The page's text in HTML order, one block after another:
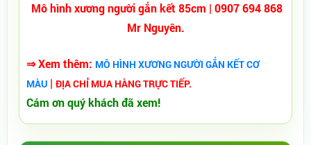
Mô hình xương người gắn kết 85cm | 0907 694 868
Mr Nguyên.
⇒ Xem thêm: MÔ HÌNH XƯƠNG NGƯỜI GẮN KẾT CƠ
MÀU | ĐỊA CHỈ MUA HÀNG TRỰC TIẾP.
Cám ơn quý khách đã xem!